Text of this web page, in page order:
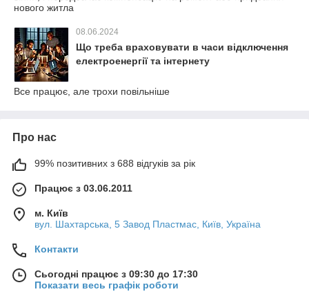
нового житла
08.06.2024
Що треба враховувати в часи відключення
електроенергії та інтернету
Все працює, але трохи повільніше
Про нас
99% позитивних з 688 відгуків за рік
Працює з 03.06.2011
м. Київ
вул. Шахтарська, 5 Завод Пластмас, Київ, Україна
Контакти
Сьогодні працює з 09:30 до 17:30
Показати весь графік роботи